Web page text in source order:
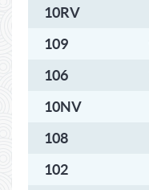
10RV
109
106
10NV
108
102